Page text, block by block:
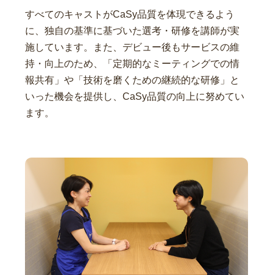
すべてのキャストがCaSy品質を体現できるよう
に、独自の基準に基づいた選考・研修を講師が実
施しています。また、デビュー後もサービスの維
持・向上のため、「定期的なミーティングでの情
報共有」や「技術を磨くための継続的な研修」と
いった機会を提供し、CaSy品質の向上に努めてい
ます。